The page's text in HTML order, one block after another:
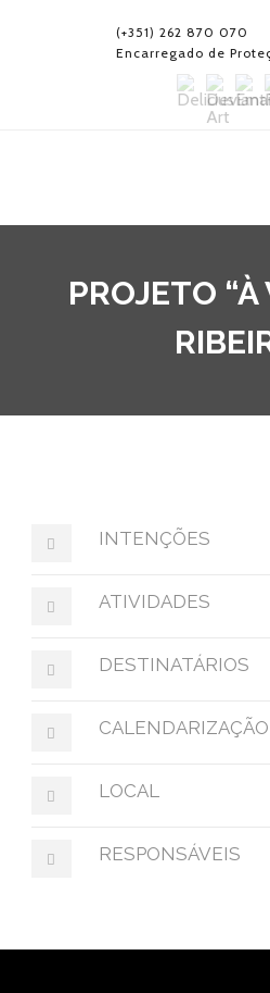
(+351) 262 870 070
Encarregado de
PROJETO “À
INTENÇÕES
ATIVIDADES
DESTINATÁRIOS
CALENDARIZAÇÃO
LOCAL
RESPONSÁVEIS